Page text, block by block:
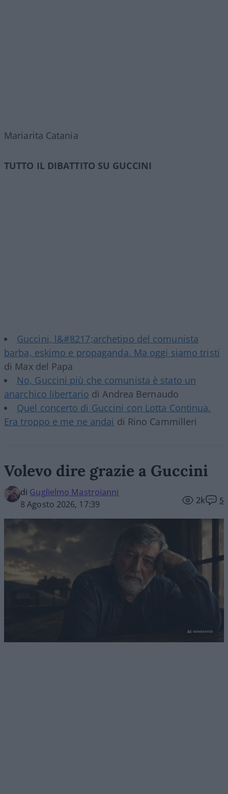
Mariarita Catania
TUTTO IL DIBATTITO SU GUCCINI
Guccini, l&#8217;archetipo del comunista
barba, eskimo e propaganda. Ma oggi siamo tristi
di Max del Papa
No, Guccini più che comunista è stato un
anarchico libertario di Andrea Bernaudo
Quel concerto di Guccini con Lotta Continua.
Era troppo e me ne andai di Rino Cammilleri
Volevo dire grazie a Guccini
di Guglielmo Mastroianni
8 Agosto 2026, 17:39
2k 5